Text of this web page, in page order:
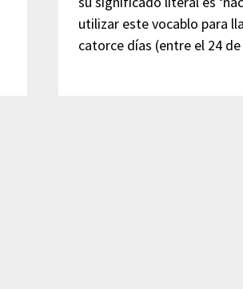
utilizar este vocablo para
catorce días (entre el 24